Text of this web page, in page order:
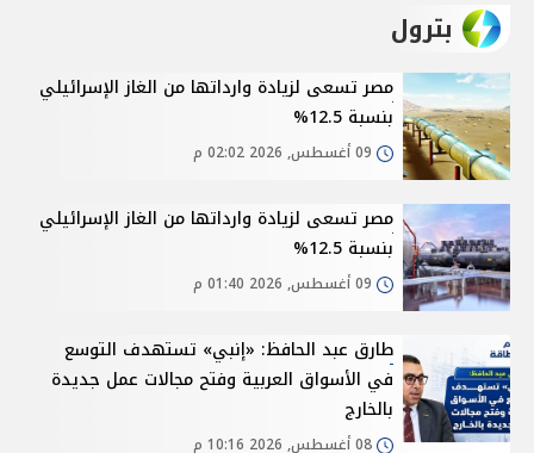
بترول
مصر تسعى لزيادة وارداتها من الغاز الإسرائيلي
بنسبة 12.5%
مصر تسعى لزيادة وارداتها من الغاز الإسرائيلي
بنسبة 12.5%
طارق عبد الحافظ: «إنبي» تستهدف التوسع
في الأسواق العربية وفتح مجالات عمل جديدة
بالخارج